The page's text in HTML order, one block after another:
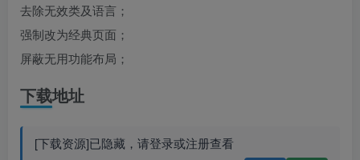
去除无效类及语言；
强制改为经典页面；
屏蔽无用功能布局；
下载地址
[下载资源]已隐藏，请登录或注册查看